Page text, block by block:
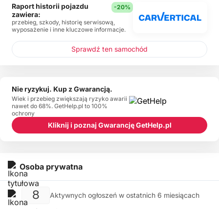
Osoba prywatna
8 Aktywnych ogłoszeń w ostatnich 6 miesiącach
Raport historii pojazdu
zawiera:
-20%
przebieg, szkody, historię serwisową,
wyposażenie i inne kluczowe informacje.
Sprawdź ten samochód
Nie ryzykuj. Kup z Gwarancją.
Wiek i przebieg zwiększają ryzyko awarii
nawet do 68%. GetHelp.pl to 100%
ochrony
Kliknij i poznaj Gwarancję GetHelp.pl